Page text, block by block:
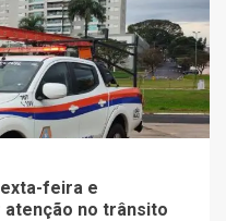
feira e
no trânsito